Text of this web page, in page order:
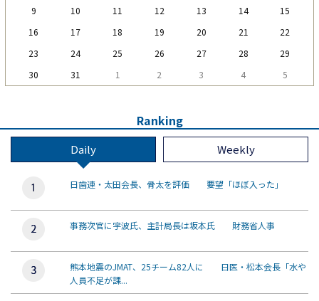
9
10 11 12 13 14
15
16
17 18 19 20 21
22
23
24 25 26 27 28
29
30
31 1 2 3 4 5
Ranking
Daily Weekly
日歯連・太田会長、骨太を評価 要望「ほぼ入った」
事務次官に宇波氏、主計局長は坂本氏 財務省人事
熊本地震のJMAT、25チーム82人に 日医・松本会長「水や
人員不足が課...